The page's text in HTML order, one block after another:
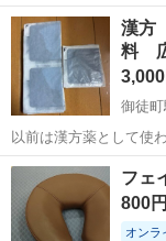
ンド ノーブランド品
ー, リバーシブル スタ
毛素材...
東京 台東区 御
漢方
料
3,000
御徒町
以前は漢方薬として使われ
の役割もあります。 ケミカルなものを使用したくない方におすすめで
東京 台東区
フェ
800円
オンラ